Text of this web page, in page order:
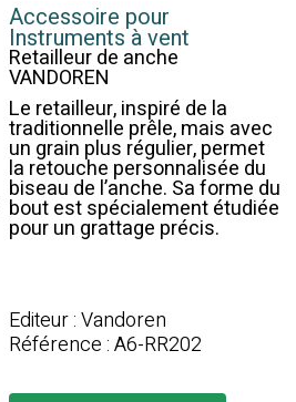
Accessoire pour
Instruments à vent
Retailleur de anche
VANDOREN
Le retailleur, inspiré de la
traditionnelle prêle, mais avec
un grain plus régulier, permet
la retouche personnalisée du
biseau de l’anche. Sa forme du
bout est spécialement étudiée
pour un grattage précis.
Editeur : Vandoren
Référence : A6-RR202